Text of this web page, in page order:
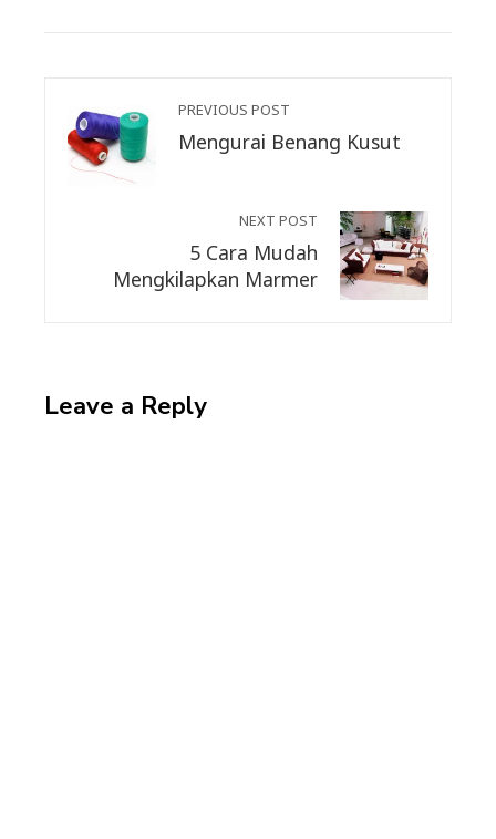
PREVIOUS POST
Mengurai Benang Kusut
NEXT POST
5 Cara Mudah
Mengkilapkan Marmer
Leave a Reply